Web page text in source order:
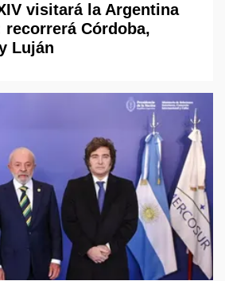
visitará la Argentina
Córdoba,
Luján